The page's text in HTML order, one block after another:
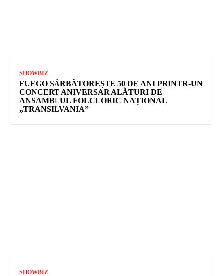
SHOWBIZ
FUEGO SĂRBĂTOREȘTE 50 DE ANI PRINTR-UN
CONCERT ANIVERSAR ALĂTURI DE
ANSAMBLUL FOLCLORIC NAȚIONAL
„TRANSILVANIA”
SHOWBIZ